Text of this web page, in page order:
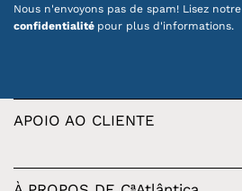
Nous n'envoyons pas de spam! Lisez notre
confidentialité pour plus d'informations.
APOIO AO CLIENTE